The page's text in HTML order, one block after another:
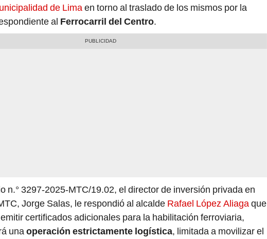
de Limaen torno al traslado de los mismos por la
al Ferrocarril del Centro.
n.° 3297-2025-MTC/19.02, el director de inversión privada en
Jorge Salas, le respondió al alcalde Rafael López Aliagaque
certificados adicionales para la habilitación ferroviaria,
unaoperación estrictamente logística, limitada a movilizar el